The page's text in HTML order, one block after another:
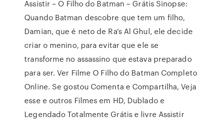
Assistir – O Filho do Batman – Grátis Sinopse:
Quando Batman descobre que tem um filho,
Damian, que é neto de Ra’s Al Ghul, ele decide
criar o menino, para evitar que ele se
transforme no assassino que estava preparado
para ser. Ver Filme O Filho do Batman Completo
Online. Se gostou Comenta e Compartilha, Veja
esse e outros Filmes em HD, Dublado e
Legendado Totalmente Grátis e livre Assistir